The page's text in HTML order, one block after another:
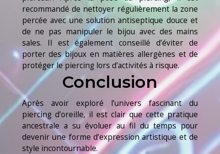
recommandé de nettoyer régulièrement la zone
percée avec une solution antiseptique douce et
de ne pas manipuler le bijou avec des mains
sales. Il est également conseillé d’éviter de
porter des bijoux en matières allergènes et de
protéger le piercing lors d’activités à risque.
Conclusion
Après avoir exploré l’univers fascinant du
piercing d’oreille, il est clair que cette pratique
ancestrale a su évoluer au fil du temps pour
devenir une forme d’expression artistique et de
style incontournable.